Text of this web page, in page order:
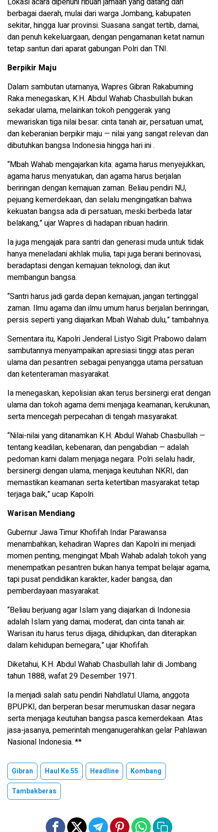
berbagai daerah, mulai dari warga Jombang, kabupaten
sekitar, hingga luar provinsi. Suasana sangat tertib, damai,
dan penuh kekeluargaan, dengan pengamanan ketat namun
tetap santun dari aparat gabungan Polri dan TNI.
Berpikir Maju
Dalam sambutan utamanya, Wapres Gibran Rakabuming
Raka menegaskan, K.H. Abdul Wahab Chasbullah bukan
sekadar ulama, melainkan tokoh penggerak yang
mewariskan tiga nilai besar: cinta tanah air, persatuan umat,
dan keberanian berpikir maju — nilai yang sangat relevan dan
dibutuhkan bangsa Indonesia hingga hari ini .
“Mbah Wahab mengajarkan kita: agama harus menyejukkan,
agama harus menyatukan, dan agama harus berjalan
beriringan dengan kemajuan zaman. Beliau pendiri NU,
pejuang kemerdekaan, dan selalu mengingatkan bahwa
kekuatan bangsa ada di persatuan, meski berbeda latar
belakang,” ujar Wapres di hadapan ribuan hadirin.
Ia juga mengajak para santri dan generasi muda untuk tidak
hanya meneladani akhlak mulia, tapi juga berani berinovasi,
beradaptasi dengan kemajuan teknologi, dan ikut
membangun bangsa.
“Santri harus jadi garda depan kemajuan, jangan tertinggal
zaman. Ilmu agama dan ilmu umum harus berjalan beriringan,
persis seperti yang diajarkan Mbah Wahab dulu,” tambahnya.
Sementara itu, Kapolri Jenderal Listyo Sigit Prabowo dalam
sambutannya menyampaikan apresiasi tinggi atas peran
ulama dan pesantren sebagai penyangga utama persatuan
dan ketenteraman masyarakat.
Ia menegaskan, kepolisian akan terus bersinergi erat dengan
ulama dan tokoh agama demi menjaga keamanan, kerukunan,
serta mencegah perpecahan di tengah masyarakat.
“Nilai-nilai yang ditanamkan K.H. Abdul Wahab Chasbullah —
tentang keadilan, kebenaran, dan pengabdian — adalah
pedoman kami dalam menjaga negara. Polri selalu hadir,
bersinergi dengan ulama, menjaga keutuhan NKRI, dan
memastikan keamanan serta ketertiban masyarakat tetap
terjaga baik,” ucap Kapolri.
Warisan Mendiang
Gubernur Jawa Timur Khofifah Indar Parawansa
menambahkan, kehadiran Wapres dan Kapolri ini menjadi
momen penting, mengingat Mbah Wahab adalah tokoh yang
menempatkan pesantren bukan hanya tempat belajar agama,
tapi pusat pendidikan karakter, kader bangsa, dan
pemberdayaan masyarakat.
“Beliau berjuang agar Islam yang diajarkan di Indonesia
adalah Islam yang damai, moderat, dan cinta tanah air.
Warisan itu harus terus dijaga, dihidupkan, dan diterapkan
dalam kehidupan bernegara,” ujar Khofifah.
Diketahui, K.H. Abdul Wahab Chasbullah lahir di Jombang
tahun 1888, wafat 29 Desember 1971.
Ia menjadi salah satu pendiri Nahdlatul Ulama, anggota
BPUPKI, dan berperan besar merumuskan dasar negara
serta menjaga keutuhan bangsa pasca kemerdekaan. Atas
jasa-jasanya, pemerintah menganugerahkan gelar Pahlawan
Nasional Indonesia. **
Gibran Haul Ke 55 Headline
Kombang
Tambakberas